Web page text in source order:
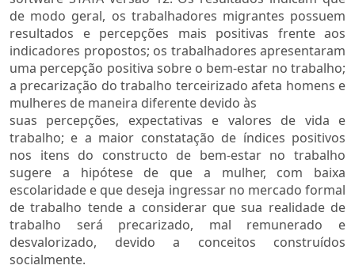
de modo geral, os trabalhadores migrantes possuem
resultados e percepções mais positivas frente aos
indicadores propostos; os trabalhadores apresentaram
uma percepção positiva sobre o bem-estar no trabalho;
a precarização do trabalho terceirizado afeta homens e
mulheres de maneira diferente devido às
suas percepções, expectativas e valores de vida e
trabalho; e a maior constatação de índices positivos
nos itens do constructo de bem-estar no trabalho
sugere a hipótese de que a mulher, com baixa
escolaridade e que deseja ingressar no mercado formal
de trabalho tende a considerar que sua realidade de
trabalho será precarizado, mal remunerado e
desvalorizado, devido a conceitos construídos
socialmente.